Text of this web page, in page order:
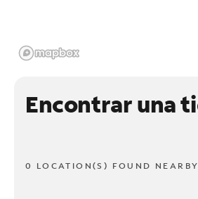
Encontrar una
0 LOCATION(S) FOUND NEARBY